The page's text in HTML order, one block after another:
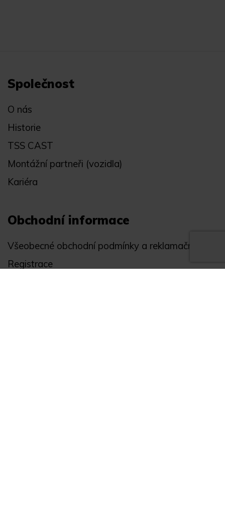
Společnost
O nás
Historie
TSS CAST
Montážní partneři (vozidla)
Kariéra
Obchodní informace
Všeobecné obchodní podmínky a reklamační řád
Registrace